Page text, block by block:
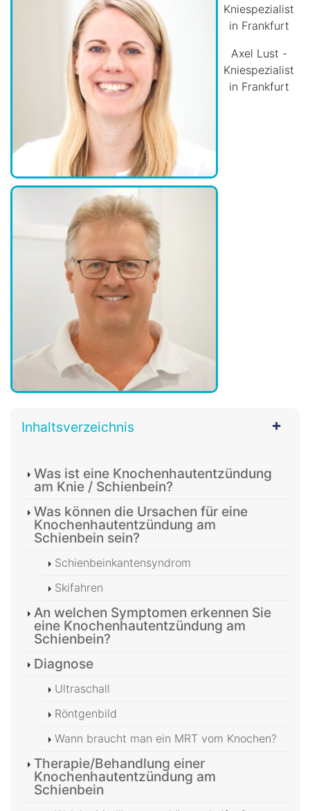
Kniespezialist
in Frankfurt
Axel Lust -
Kniespezialist
in Frankfurt
Inhaltsverzeichnis
Was ist eine Knochenhautentzündung
am Knie / Schienbein?
Was können die Ursachen für eine
Knochenhautentzündung am
Schienbein sein?
Schienbeinkantensyndrom
Skifahren
An welchen Symptomen erkennen Sie
eine Knochenhautentzündung am
Schienbein?
Diagnose
Ultraschall
Röntgenbild
Wann braucht man ein MRT vom Knochen?
Therapie/Behandlung einer
Knochenhautentzündung am
Schienbein